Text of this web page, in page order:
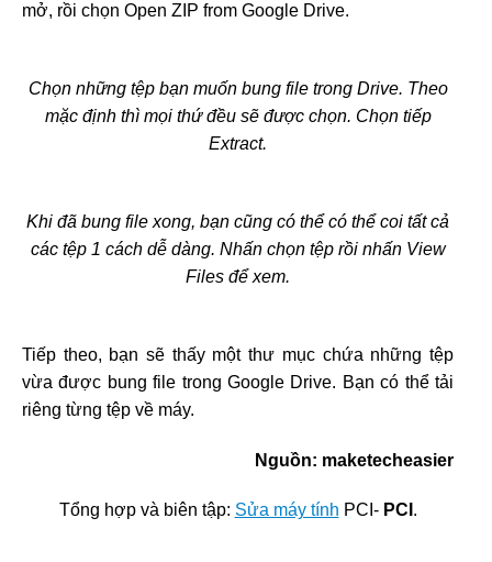
mở, rồi chọn Open ZIP from Google Drive.
Chọn những tệp bạn muốn bung file trong Drive. Theo
mặc định thì mọi thứ đều sẽ được chọn. Chọn tiếp
Extract.
Khi đã bung file xong, bạn cũng có thể có thể coi tất cả
các tệp 1 cách dễ dàng. Nhấn chọn tệp rồi nhấn View
Files để xem.
Tiếp theo, bạn sẽ thấy một thư mục chứa những tệp
vừa được bung file trong Google Drive. Bạn có thể tải
riêng từng tệp về máy.
Nguồn: maketecheasier
Tổng hợp và biên tập: Sửa máy tính PCI- PCI .